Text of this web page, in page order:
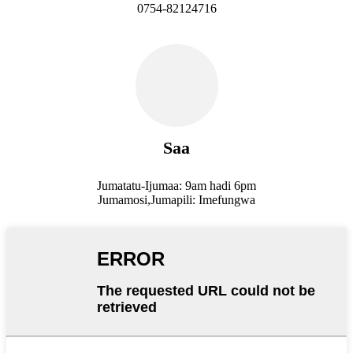
0754-82124716
Saa
Jumatatu-Ijumaa: 9am hadi 6pm
Jumamosi,Jumapili: Imefungwa